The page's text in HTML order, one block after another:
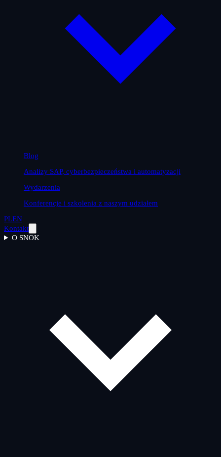
Blog
Analizy SAP, cyberbezpieczeństwa i automatyzacji
Wydarzenia
Konferencje i szkolenia z naszym udziałem
PLEN
Kontakt
O SNOK